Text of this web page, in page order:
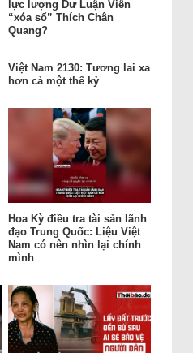
lực lượng Dư Luận Viên
“xóa sổ” Thích Chân
Quang?
Việt Nam 2130: Tương lai xa
hơn cả một thế kỷ
Hoa Kỳ điều tra tài sản lãnh
đạo Trung Quốc: Liệu Việt
Nam có nên nhìn lại chính
mình